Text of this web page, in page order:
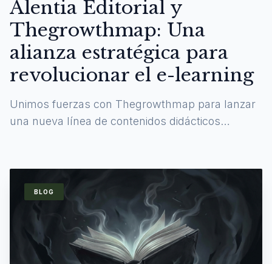
Alentia Editorial y
Thegrowthmap: Una
alianza estratégica para
revolucionar el e-learning
Unimos fuerzas con Thegrowthmap para lanzar
una nueva línea de contenidos didácticos
BLOG